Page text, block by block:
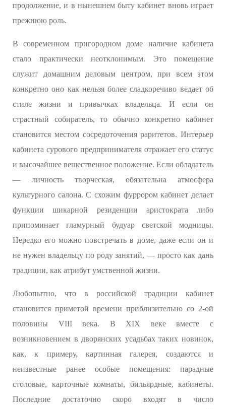
продолжение, и в нынешнем быту кабинет вновь играет
прежнюю роль.
В современном пригородном доме наличие кабинета
стало практически неотклонимым. Это помещение
служит домашним деловым центром, при всем этом
конкретно оно как нельзя более сладкоречиво ведает об
стиле жизни и привычках владельца. И если он
страстный собиратель, то обычно конкретно кабинет
становится местом сосредоточения раритетов. Интерьер
кабинета сурового предпринимателя отражает его статус
и высочайшее вещественное положение. Если обладатель
— личность творческая, обязательна атмосфера
культурного салона. С схожим фуррором кабинет делает
функции шикарной резиденции аристократа либо
припоминает гламурный будуар светской модницы.
Нередко его можно повстречать в доме, даже если он и
не нужен владельцу по роду занятий, — просто как дань
традиции, как атрибут умственной жизни.
Любопытно, что в российской традиции кабинет
становится приметой времени приблизительно со 2-ой
половины VIII века. В XIX веке вместе с
возникновением в дворянских усадьбах таких новинок,
как, к примеру, картинная галерея, создаются и
неизвестные ранее особые помещения: парадные
столовые, карточные комнаты, бильярдные, кабинеты.
Последние достаточно скоро входят в число